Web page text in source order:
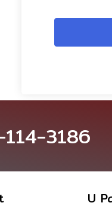
3186
U